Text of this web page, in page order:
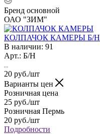
Бренд основной
ОАО "ЗИМ"
КОЛПАЧОК КАМЕРЫ Б/Н
В наличии: 91
Арт.: Б/Н
20 руб./шт
Варианты цен
Розничная цена
25 руб./шт
Розничная Пермь
20 руб./шт
Подробности